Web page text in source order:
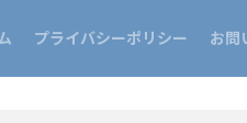
プライバシーポリシー お問